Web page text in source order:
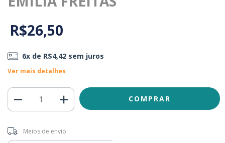
R$26,50
6x de R$4,42sem juros
Ver mais detalhes
Entregas para o CEP:
Meios de envio